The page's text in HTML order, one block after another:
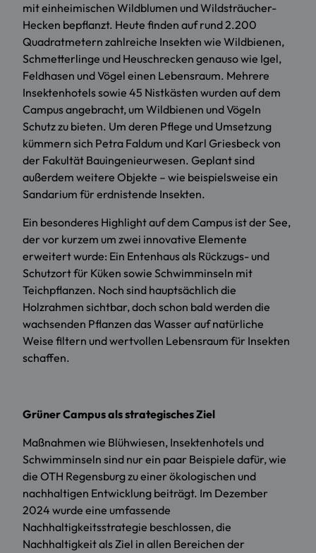
mit einheimischen Wildblumen und Wildsträucher-
Hecken bepflanzt. Heute finden auf rund 2.200
Quadratmetern zahlreiche Insekten wie Wildbienen,
Schmetterlinge und Heuschrecken genauso wie Igel,
Feldhasen und Vögel einen Lebensraum. Mehrere
Insektenhotels sowie 45 Nistkästen wurden auf dem
Campus angebracht, um Wildbienen und Vögeln
Schutz zu bieten. Um deren Pflege und Umsetzung
kümmern sich Petra Faldum und Karl Griesbeck von
der Fakultät Bauingenieurwesen. Geplant sind
außerdem weitere Objekte – wie beispielsweise ein
Sandarium für erdnistende Insekten.
Ein besonderes Highlight auf dem Campus ist der See,
der vor kurzem um zwei innovative Elemente
erweitert wurde: Ein Entenhaus als Rückzugs- und
Schutzort für Küken sowie Schwimminseln mit
Teichpflanzen. Noch sind hauptsächlich die
Holzrahmen sichtbar, doch schon bald werden die
wachsenden Pflanzen das Wasser auf natürliche
Weise filtern und wertvollen Lebensraum für Insekten
schaffen.
Grüner Campus als strategisches Ziel
Maßnahmen wie Blühwiesen, Insektenhotels und
Schwimminseln sind nur ein paar Beispiele dafür, wie
die OTH Regensburg zu einer ökologischen und
nachhaltigen Entwicklung beiträgt. Im Dezember
2024 wurde eine umfassende
Nachhaltigkeitsstrategie beschlossen, die
Nachhaltigkeit als Ziel in allen Bereichen der